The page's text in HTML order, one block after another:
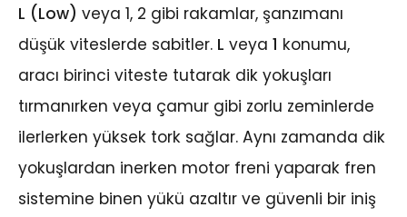
L (Low) veya 1, 2 gibi rakamlar, şanzımanı
düşük viteslerde sabitler. L veya1 konumu,
aracı birinci viteste tutarak dik yokuşları
tırmanırken veya çamur gibi zorlu zeminlerde
ilerlerken yüksek tork sağlar. Aynı zamanda dik
yokuşlardan inerken motor freni yaparak fren
sistemine binen yükü azaltır ve güvenli bir iniş